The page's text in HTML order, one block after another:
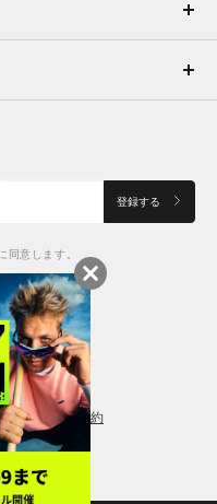
登録する
同意します。
記 会員規約